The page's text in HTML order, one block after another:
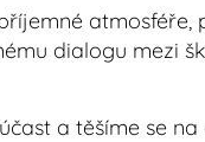
atmosféře,
dialogu mezi
a těšíme se